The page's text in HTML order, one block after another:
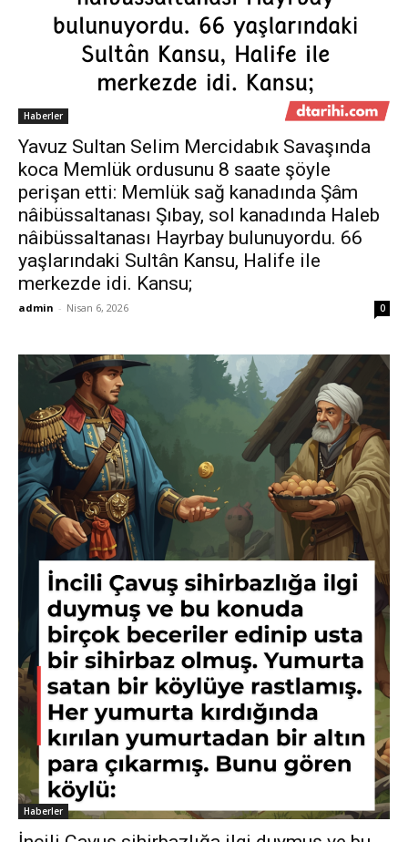
Haberler
Yavuz Sultan Selim Mercidabık Savaşında
koca Memlük ordusunu 8 saate şöyle
perişan etti: Memlük sağ kanadında Şâm
nâibüssaltanası Şıbay, sol kanadında Haleb
nâibüssaltanası Hayrbay bulunuyordu. 66
yaşlarındaki Sultân Kansu, Halife ile
merkezde idi. Kansu;
admin - Nisan 6, 2026 0
Haberler